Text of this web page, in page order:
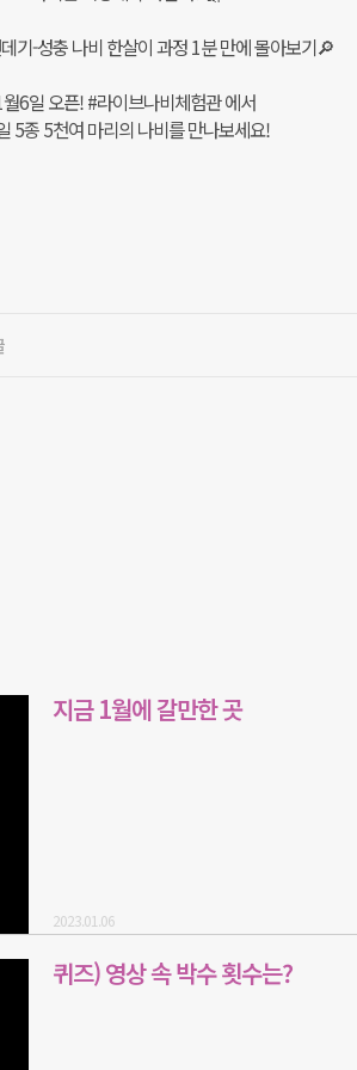
기-성충 나비 한살이 과정 1분 만에 몰아보기🔎
6일 오픈! #라이브나비체험관 에서
5종 5천여 마리의 나비를 만나보세요!
지금 1월에 갈만한 곳
2023.01.06
퀴즈) 영상 속 박수 횟수는?